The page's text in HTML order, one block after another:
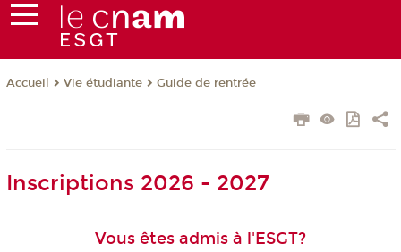
Accueil Vie étudiante Guide de rentrée
Inscriptions 2026 - 2027
Vous êtes admis à l'ESGT?